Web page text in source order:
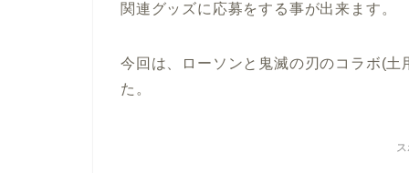
関連グッズに応募をする事が出来ます。
今回は、ローソンと鬼滅の刃のコラボ(
た。